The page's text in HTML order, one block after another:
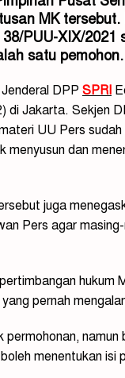
MK
PUU-XIX/
satu pemohon.
DPP SPRI
di Jakarta. Sekjen
UU Pers
dan
juga
Pers agar
hukum
pernah
menentukan isi